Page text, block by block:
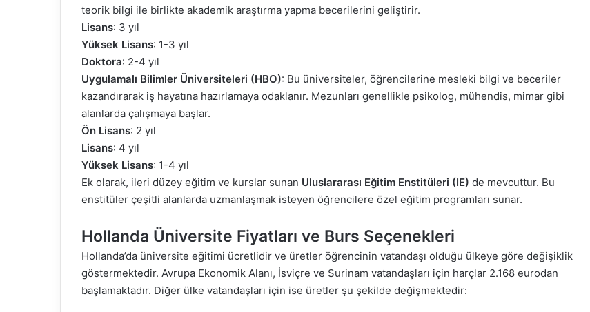
teorik bilgi ile birlikte akademik araştırma yapma becerilerini geliştirir.
Lisans: 3 yıl
Yüksek Lisans: 1-3 yıl
Doktora: 2-4 yıl
Uygulamalı Bilimler Üniversiteleri (HBO): Bu üniversiteler, öğrencilerine mesleki bilgi ve beceriler
kazandırarak iş hayatına hazırlamaya odaklanır. Mezunları genellikle psikolog, mühendis, mimar gibi
alanlarda çalışmaya başlar.
Ön Lisans: 2 yıl
Lisans: 4 yıl
Yüksek Lisans: 1-4 yıl
Ek olarak, ileri düzey eğitim ve kurslar sunan Uluslararası Eğitim Enstitüleri (IE) de mevcuttur. Bu
enstitüler çeşitli alanlarda uzmanlaşmak isteyen öğrencilere özel eğitim programları sunar.
Hollanda Üniversite Fiyatları ve Burs Seçenekleri
Hollanda’da üniversite eğitimi ücretlidir ve üretler öğrencinin vatandaşı olduğu ülkeye göre değişiklik
göstermektedir. Avrupa Ekonomik Alanı, İsviçre ve Surinam vatandaşları için harçlar 2.168 eurodan
başlamaktadır. Diğer ülke vatandaşları için ise üretler şu şekilde değişmektedir: